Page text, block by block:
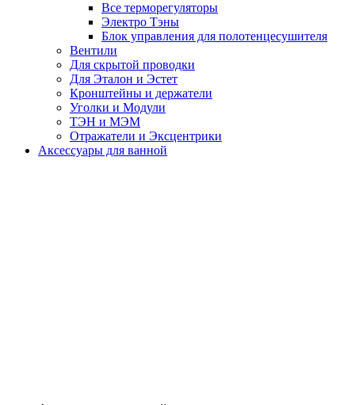
Все терморегуляторы
Электро Тэны
Блок управления для полотенцесушителя
Вентили
Для скрытой проводки
Для Эталон и Эстет
Кронштейны и держатели
Уголки и Модули
ТЭН и МЭМ
Отражатели и Эксцентрики
Аксессуары для ванной